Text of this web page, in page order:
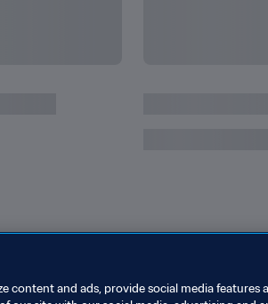
content and ads, provide social media features